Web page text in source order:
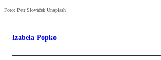
Foto: Petr Slováček Unsplash
Izabela Popko